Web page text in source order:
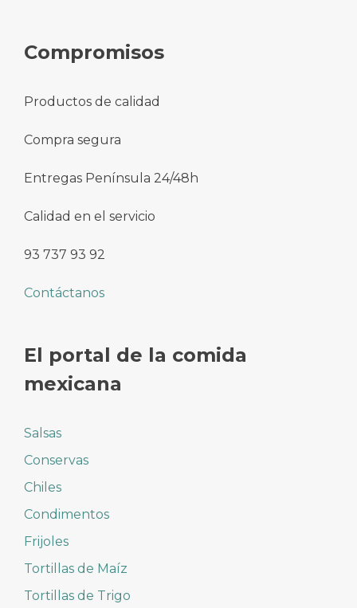
Compromisos
Productos de calidad
Compra segura
Entregas Península 24/48h
Calidad en el servicio
93 737 93 92
Contáctanos
El portal de la comida
mexicana
Salsas
Conservas
Chiles
Condimentos
Frijoles
Tortillas de Maíz
Tortillas de Trigo